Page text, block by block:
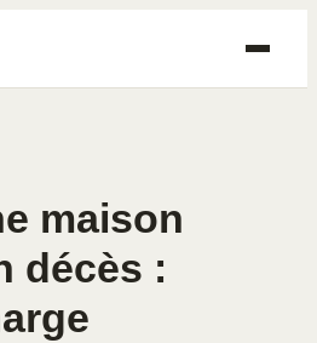
maison
décès :